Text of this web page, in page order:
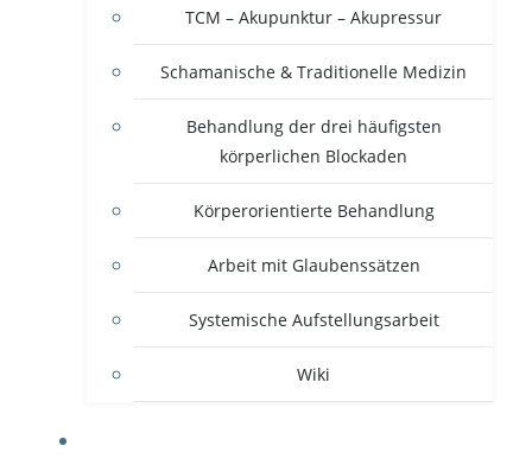
TCM – Akupunktur – Akupressur
Schamanische & Traditionelle Medizin
Behandlung der drei häufigsten
körperlichen Blockaden
Körperorientierte Behandlung
Arbeit mit Glaubenssätzen
Systemische Aufstellungsarbeit
Wiki